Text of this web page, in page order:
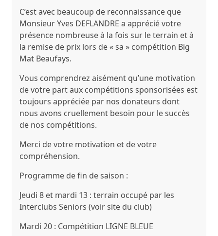
C’est avec beaucoup de reconnaissance que
Monsieur Yves DEFLANDRE a apprécié votre
présence nombreuse à la fois sur le terrain et à
la remise de prix lors de « sa » compétition Big
Mat Beaufays.
Vous comprendrez aisément qu’une motivation
de votre part aux compétitions sponsorisées est
toujours appréciée par nos donateurs dont
nous avons cruellement besoin pour le succès
de nos compétitions.
Merci de votre motivation et de votre
compréhension.
Programme de fin de saison :
Jeudi 8 et mardi 13 : terrain occupé par les
Interclubs Seniors (voir site du club)
Mardi 20 : Compétition LIGNE BLEUE